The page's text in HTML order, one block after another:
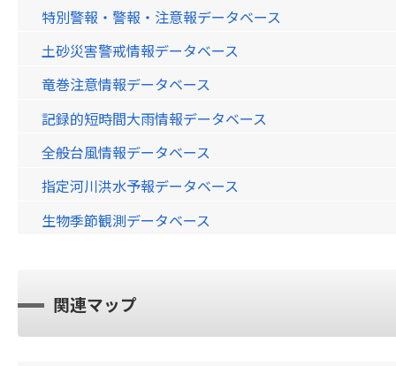
特別警報・警報・注意報データベース
土砂災害警戒情報データベース
竜巻注意情報データベース
記録的短時間大雨情報データベース
全般台風情報データベース
指定河川洪水予報データベース
生物季節観測データベース
関連マップ